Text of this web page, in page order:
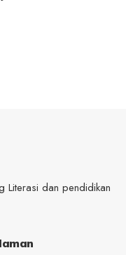
Literasi dan pendidikan